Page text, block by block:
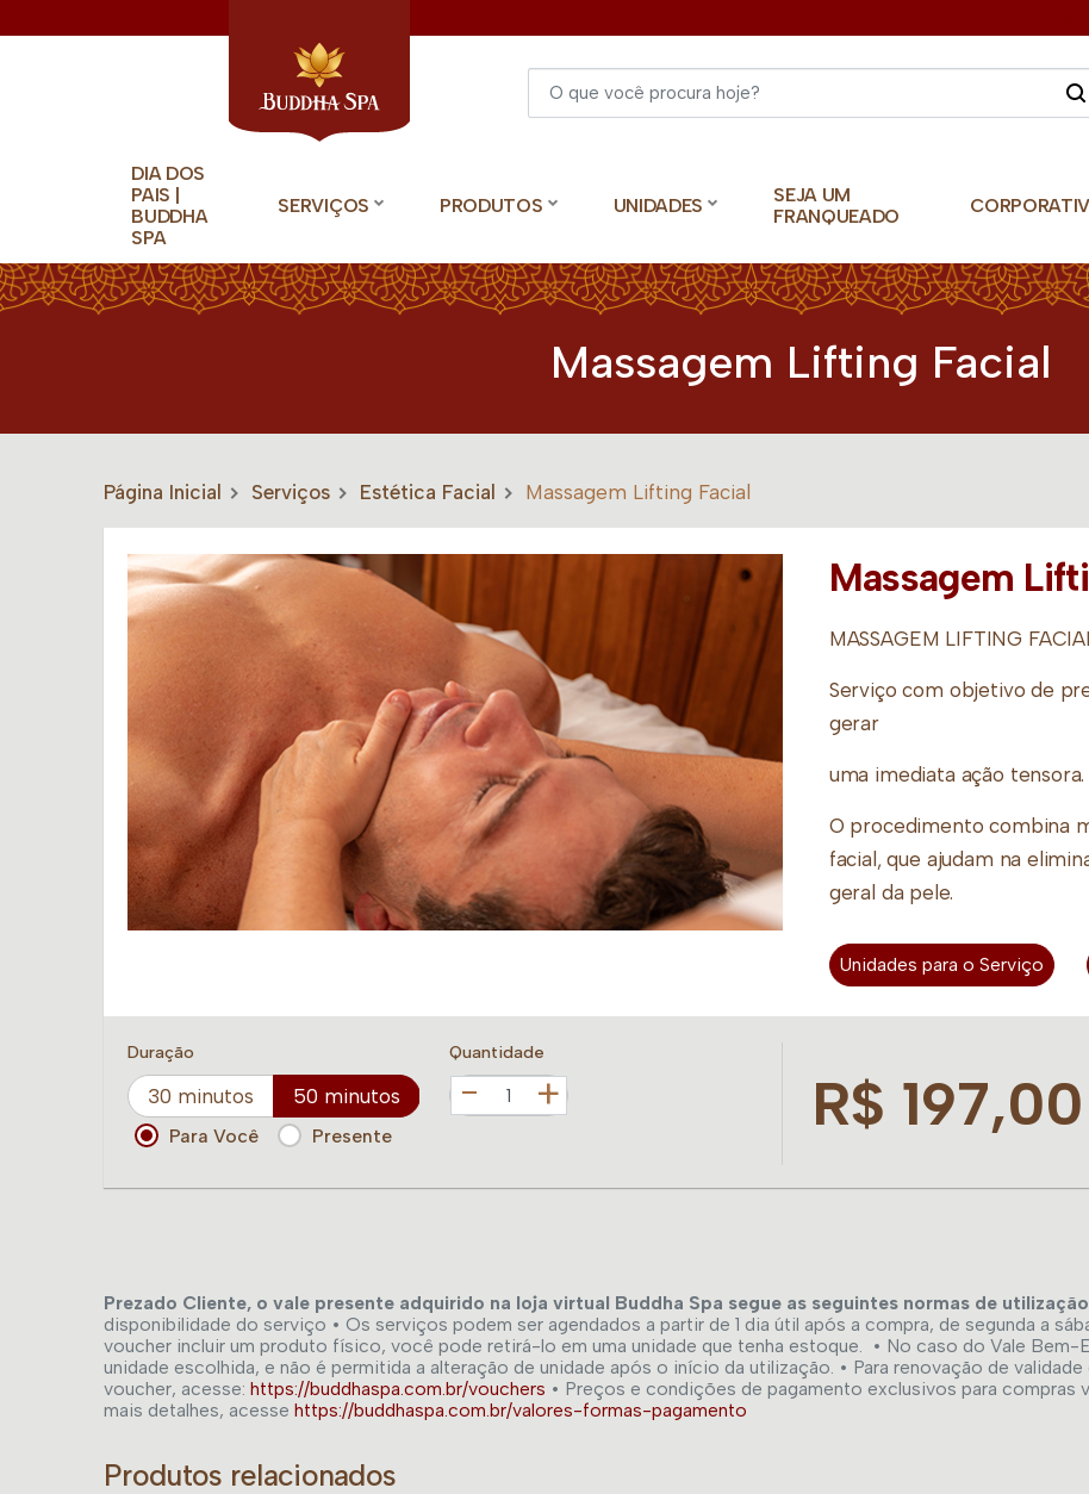
DIA DOS
PAIS |
BUDDHA
SPA
SERVIÇOS PRODUTOS UNIDADES
SEJA UM
FRANQUEADO
Massagem Lifting Facial
Página Inicial Serviços Estética Facial Massagem Lifting Facial
Massagem
MASSAGEM LIFTING
Serviço com objetivo de
gerar
uma imediata ação tensora.
O procedimento combina
facial, que ajudam na
geral da pele.
Unidades para o Serviço
Duração
30 minutos 50 minutos
Quantidade
+
Para Você Presente R$ 197,00
Prezado Cliente, o vale presente adquirido na loja virtual Buddha Spa segue as seguintes normas de
disponibilidade do serviço • Os serviços podem ser agendados a partir de 1 dia útil após a compra, de segunda a
voucher incluir um produto físico, você pode retirá-lo em uma unidade que tenha estoque. • No caso do Vale
unidade escolhida, e não é permitida a alteração de unidade após o início da utilização. • Para renovação de
voucher, acesse: https://buddhaspa.com.br/vouchers • Preços e condições de pagamento exclusivos para compras
mais detalhes, acesse https://buddhaspa.com.br/valores-formas-pagamento
Produtos relacionados